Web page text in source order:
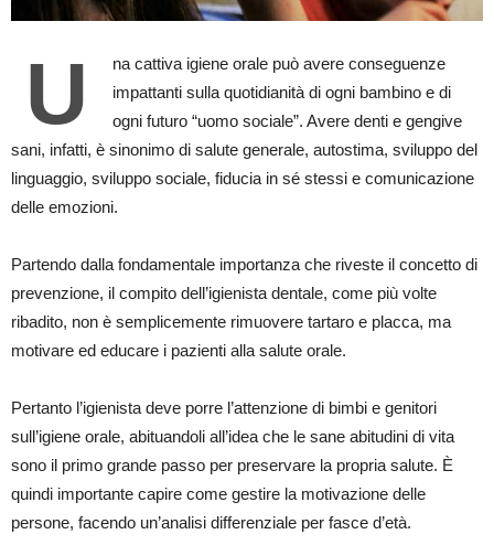
U
na cattiva igiene orale può avere conseguenze
impattanti sulla quotidianità di ogni bambino e di
ogni futuro “uomo sociale”. Avere denti e gengive
sani, infatti, è sinonimo di salute generale, autostima, sviluppo del
linguaggio, sviluppo sociale, fiducia in sé stessi e comunicazione
delle emozioni.
Partendo dalla fondamentale importanza che riveste il concetto di
prevenzione, il compito dell’igienista dentale, come più volte
ribadito, non è semplicemente rimuovere tartaro e placca, ma
motivare ed educare i pazienti alla salute orale.
Pertanto l’igienista deve porre l’attenzione di bimbi e genitori
sull’igiene orale, abituandoli all’idea che le sane abitudini di vita
sono il primo grande passo per preservare la propria salute. È
quindi importante capire come gestire la motivazione delle
persone, facendo un’analisi differenziale per fasce d’età.